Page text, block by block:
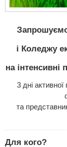
Запрошуємо
і Коледжу
на інтенсивні
3 дні активної
та
Для кого?